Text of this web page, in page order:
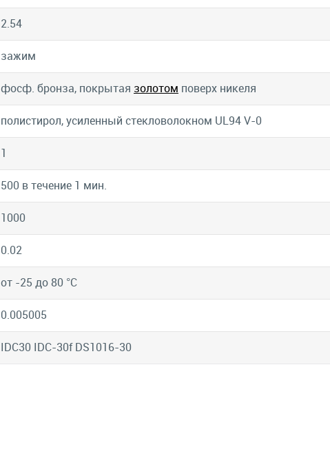
2.54
зажим
фосф. бронза, покрытая золотом поверх никеля
полистирол, усиленный стекловолокном UL94 V-0
1
500 в течение 1 мин.
1000
0.02
от -25 до 80 °C
0.005005
IDC30 IDC-30f DS1016-30